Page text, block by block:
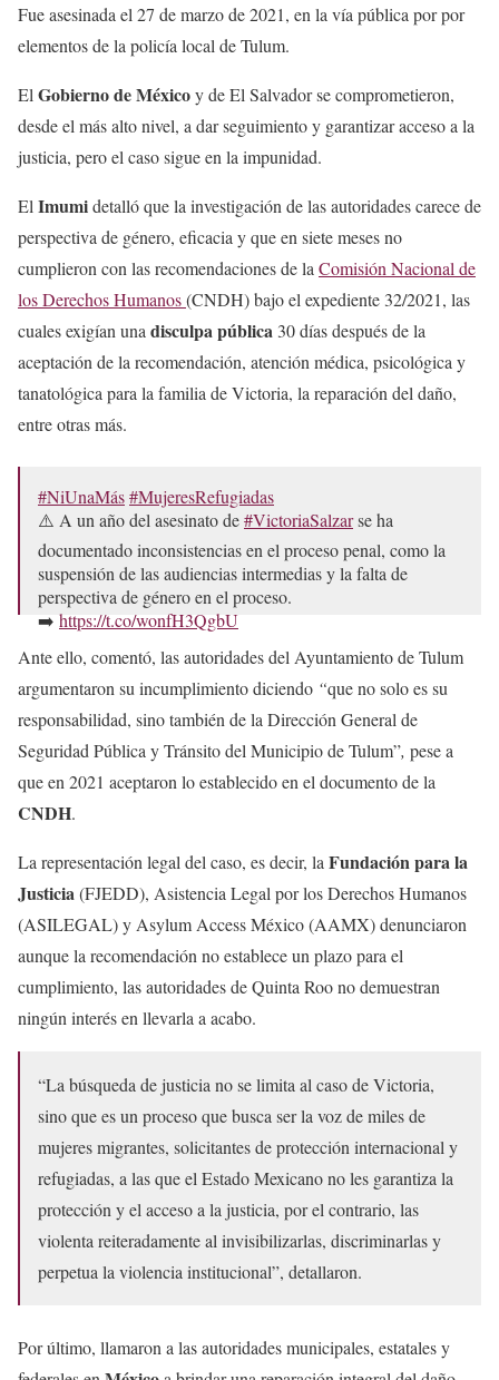
Fue asesinada el 27 de marzo de 2021, en la vía pública por por
elementos de la policía local de Tulum.
El Gobierno de Méxicoy de El Salvador se comprometieron,
desde el más alto nivel, a dar seguimiento y garantizar acceso a la
justicia, pero el caso sigue en la impunidad.
El Imumidetalló que la investigación de las autoridades carece de
perspectiva de género, eficacia y que en siete meses no
cumplieron con las recomendaciones de la Comisión Nacional de
los Derechos Humanos(CNDH) bajo el expediente 32/2021, las
cuales exigían una disculpa pública 30 días después de la
aceptación de la recomendación, atención médica, psicológica y
tanatológica para la familia de Victoria, la reparación del daño,
entre otras más.
#NiUnaMás#MujeresRefugiadas
⚠️ A un año del asesinato de#VictoriaSalzarse ha
documentado inconsistencias en el proceso penal, como la
suspensión de las audiencias intermedias y la falta de
perspectiva de género en el proceso.
➡️ https://t.co/wonfH3QgbU
pic.twitter.com/qdNWRazVFW
— IMUMI (@IMUMIDF)March 29, 2022
Ante ello, comentó, las autoridades del Ayuntamiento de Tulum
argumentaron su incumplimiento diciendo “que no solo es su
responsabilidad, sino también de la Dirección General de
Seguridad Pública y Tránsito del Municipio de Tulum”, pese a
que en 2021 aceptaron lo establecido en el documento de la
CNDH.
La representación legal del caso, es decir, la Fundación para la
Justicia(FJEDD), Asistencia Legal por los Derechos Humanos
(ASILEGAL) y Asylum Access México (AAMX) denunciaron
aunque la recomendación no establece un plazo para el
cumplimiento, las autoridades de Quinta Roo no demuestran
ningún interés en llevarla a acabo.
“La búsqueda de justicia no se limita al caso de Victoria,
sino que es un proceso que busca ser la voz de miles de
mujeres migrantes, solicitantes de protección internacional y
refugiadas, a las que el Estado Mexicano no les garantiza la
protección y el acceso a la justicia, por el contrario, las
violenta reiteradamente al invisibilizarlas, discriminarlas y
perpetua la violencia institucional”, detallaron.
Por último, llamaron a las autoridades municipales, estatales y